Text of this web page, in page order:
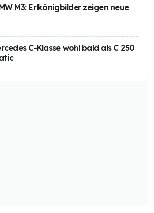
M3: Erlkönigbilder zeigen neue
C-Klasse wohl bald als C 250